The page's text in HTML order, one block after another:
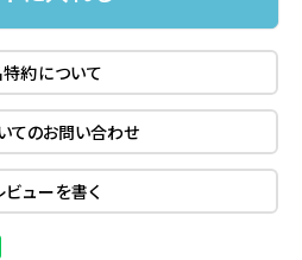
約について
てのお問い合わせ
ビューを書く